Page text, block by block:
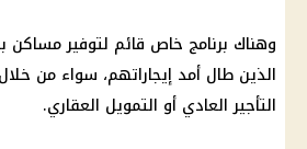
وهناك برنامج خاص قائم لتوفير مساكن
الذين طال أمد إيجاراتهم، سواء من خلال
التأجير العادي أو التمويل العقاري.